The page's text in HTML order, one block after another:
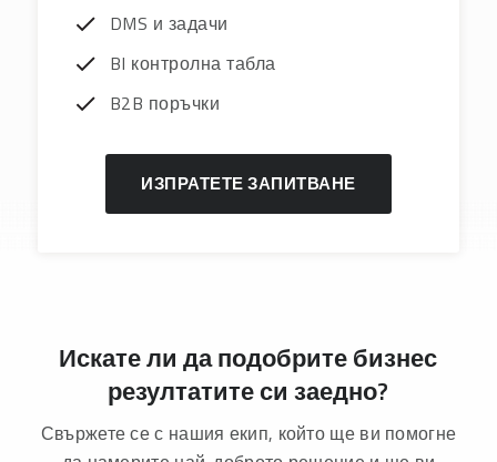
DMS и задачи
BI контролна табла
B2B поръчки
ИЗПРАТЕТЕ ЗАПИТВАНЕ
Искате ли да подобрите бизнес
резултатите си заедно?
Свържете се с нашия екип, който ще ви помогне